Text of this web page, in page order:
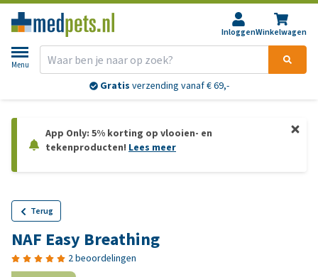
InloggenWinkelwagen
Menu
Gratis verzending vanaf € 69,-
App Only: 5% korting op vlooien- en
tekenproducten! Lees meer
Terug
NAF Easy Breathing
2 beoordelingen